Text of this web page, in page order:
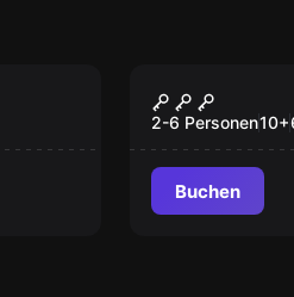
Populär
Der
2-6 Personen10+
Buchen